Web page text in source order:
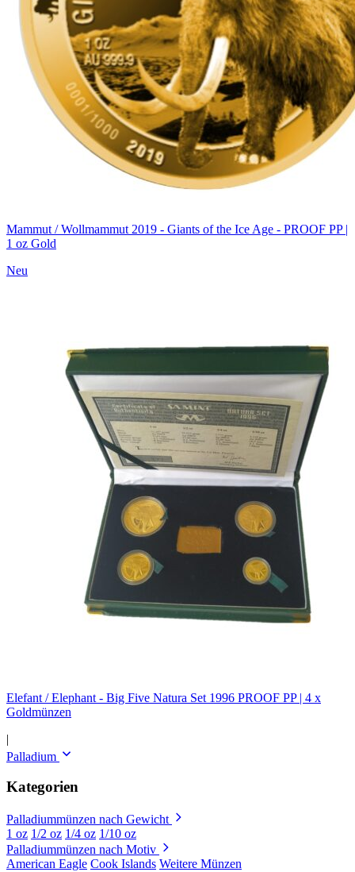
Mammut / Wollmammut 2019 - Giants of the Ice Age - PROOF PP |
1 oz Gold
Neu
Elefant / Elephant - Big Five Natura Set 1996 PROOF PP | 4 x
Goldmünzen
|
Palladium
Kategorien
Palladiummünzen nach Gewicht
1 oz 1/2 oz 1/4 oz 1/10 oz
Palladiummünzen nach Motiv
American Eagle Cook Islands Weitere Münzen